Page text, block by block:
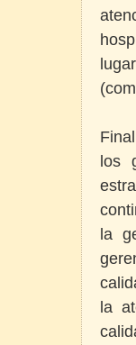
los
la
la